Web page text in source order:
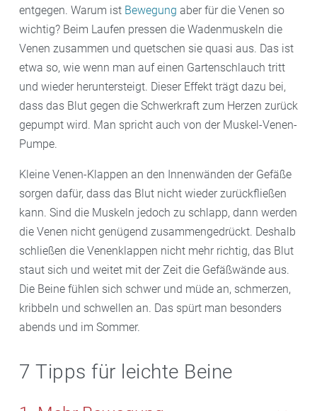
entgegen. Warum ist Bewegung aber für die Venen so
wichtig? Beim Laufen pressen die Wadenmuskeln die
Venen zusammen und quetschen sie quasi aus. Das ist
etwa so, wie wenn man auf einen Gartenschlauch tritt
und wieder heruntersteigt. Dieser Effekt trägt dazu bei,
dass das Blut gegen die Schwerkraft zum Herzen zurück
gepumpt wird. Man spricht auch von der Muskel-Venen-
Pumpe.
Kleine Venen-Klappen an den Innenwänden der Gefäße
sorgen dafür, dass das Blut nicht wieder zurückfließen
kann. Sind die Muskeln jedoch zu schlapp, dann werden
die Venen nicht genügend zusammengedrückt. Deshalb
schließen die Venenklappen nicht mehr richtig, das Blut
staut sich und weitet mit der Zeit die Gefäßwände aus.
Die Beine fühlen sich schwer und müde an, schmerzen,
kribbeln und schwellen an. Das spürt man besonders
abends und im Sommer.
7 Tipps für leichte Beine